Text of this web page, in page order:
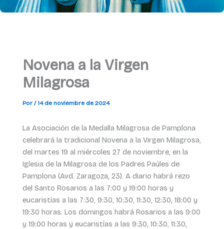
Novena a la Virgen
Milagrosa
Por /14 de noviembre de 2024
La Asociación de la Medalla Milagrosa de Pamplona
celebrará la tradicional Novena a la Virgen Milagrosa,
del martes 19 al miércoles 27 de noviembre, en la
Iglesia de la Milagrosa de los Padres Paúles de
Pamplona (Avd. Zaragoza, 23). A diario habrá rezo
del Santo Rosarios a las 7:00 y 19:00 horas y
eucaristías a las 7:30, 9:30, 10:30, 11:30, 12:30, 18:00 y
19:30 horas. Los domingos habrá Rosarios a las 9:00
y 19:00 horas y eucaristías a las 9:30, 10:30, 11:30,